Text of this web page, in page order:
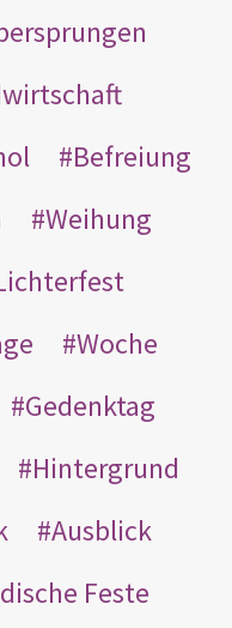
Befreiung
Weihung
Woche
Gedenktag
Hintergrund
Ausblick
Feste